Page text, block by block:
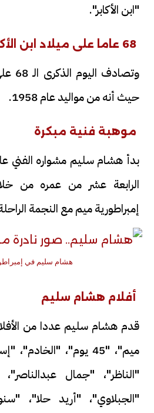
"ابن الأكابر".
68 عاما على ميلاد ابن الأكابر
حيث أنه من مواليد عام 1958.
موهبة فنية مبكرة
الرابعة عشر من عمره من
إمبراطورية ميم مع النجمة
هشام سليم في
أفلام هشام سليم
قدم هشام سليم عددا من
ميم"، "45 يوم"،
"الناظر"، "جمال
"الجبلاوي"، "أريد حلا"،